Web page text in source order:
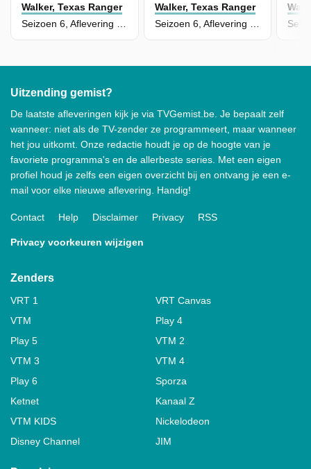
Walker, Texas Ranger
Walker, Texas Ranger
Uitzending gemist?
De laatste afleveringen kijk je via TVGemist.be. Je bepaalt zelf
wanneer: niet als de TV-zender ze programmeert, maar wanneer
het jou uitkomt. Onze redactie houdt je op de hoogte van je
favoriete programma's en de allerbeste series. Met een eigen
profiel houd je zelfs een eigen overzicht bij en ontvang je een e-
mail voor elke nieuwe aflevering. Handig!
Contact Help Disclaimer Privacy RSS
Privacy voorkeuren wijzigen
Zenders
VRT 1
VRT Canvas
VTM
Play 4
Play 5
VTM 2
VTM 3
VTM 4
Play 6
Sporza
Ketnet
Kanaal Z
VTM KIDS
Nickelodeon
Disney Channel
JIM